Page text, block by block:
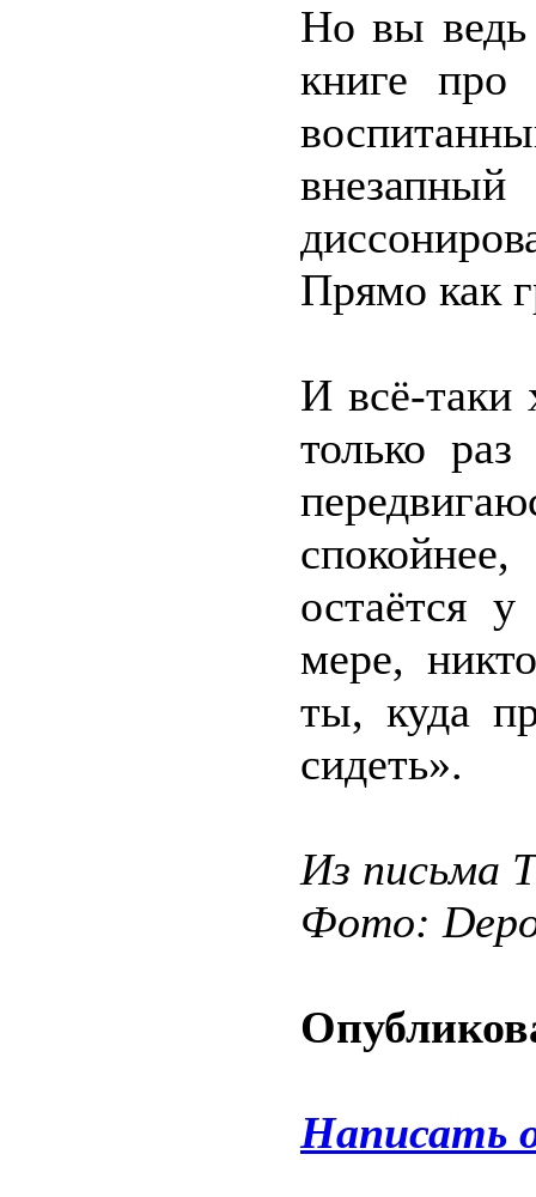
Но вы ведь
книге
Прямо как
И всё-таки
только
остаётся
мере,
ты, куда
сидеть».
Из письма
Фото:
Написать